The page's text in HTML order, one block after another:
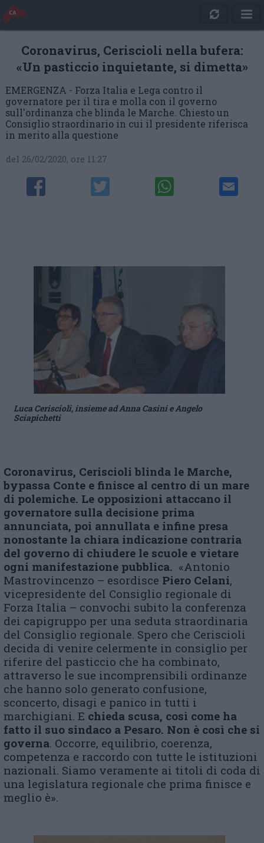
Coronavirus, Ceriscioli nella bufera:
«Un pasticcio inquietante, si dimetta»
EMERGENZA - Forza Italia e Lega contro il
governatore per il tira e molla con il governo
sull'ordinanza che blinda le Marche. Chiesto un
Consiglio straordinario in cui il presidente riferisca
in merito alla questione
del 26/02/2020, ore 11:27
Luca Ceriscioli, insieme ad Anna Casini e Angelo
Sciapichetti
Coronavirus, Ceriscioli blinda le Marche,
bypassa Conte e finisce al centro di un mare
di polemiche. Le opposizioni attaccano il
governatore sulla decisione prima
annunciata, poi annullata e infine presa
nonostante la chiara indicazione contraria
del governo di chiudere le scuole e vietare
ogni manifestazione pubblica. «Antonio
Mastrovincenzo – esordisce Piero Celani,
vicepresidente del Consiglio regionale di
Forza Italia – convochi subito la conferenza
dei capigruppo per una seduta straordinaria
del Consiglio regionale. Spero che Ceriscioli
decida di venire celermente in consiglio per
riferire del pasticcio che ha combinato,
attraverso le sue incomprensibili ordinanze
che hanno solo generato confusione,
sconcerto, disagi e panico in tutti i
marchigiani. E chieda scusa, così come ha
fatto il suo sindaco a Pesaro. Non è così che si
governa. Occorre, equilibrio, coerenza,
competenza e raccordo con tutte le istituzioni
nazionali. Siamo veramente ai titoli di coda di
una legislatura regionale che prima finisce e
meglio è».